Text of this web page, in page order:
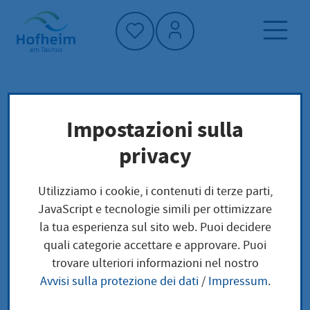
Home"
Pagina iniziale Notizie e offerte eventi
Lunch Break - Expressführung: Friedensreich
Hundertwasser (1928–2000) – Friedensvertrag
Lunch Break -
Expressführung:
Impostazioni sulla
privacy
Utilizziamo i cookie, i contenuti di terze parti,
JavaScript e tecnologie simili per ottimizzare
la tua esperienza sul sito web. Puoi decidere
quali categorie accettare e approvare. Puoi
trovare ulteriori informazioni nel nostro
Avvisi sulla protezione dei dati/ Impressum.